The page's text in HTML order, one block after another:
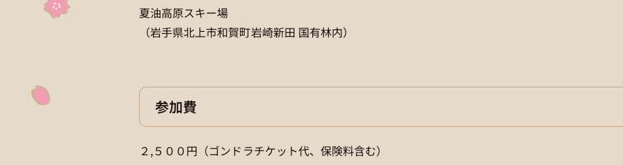
夏油高原スキー場
（岩手県北上市和賀町岩崎新田 国有林内）
参加費
２,５００円（ゴンドラチケット代、保険料含む）